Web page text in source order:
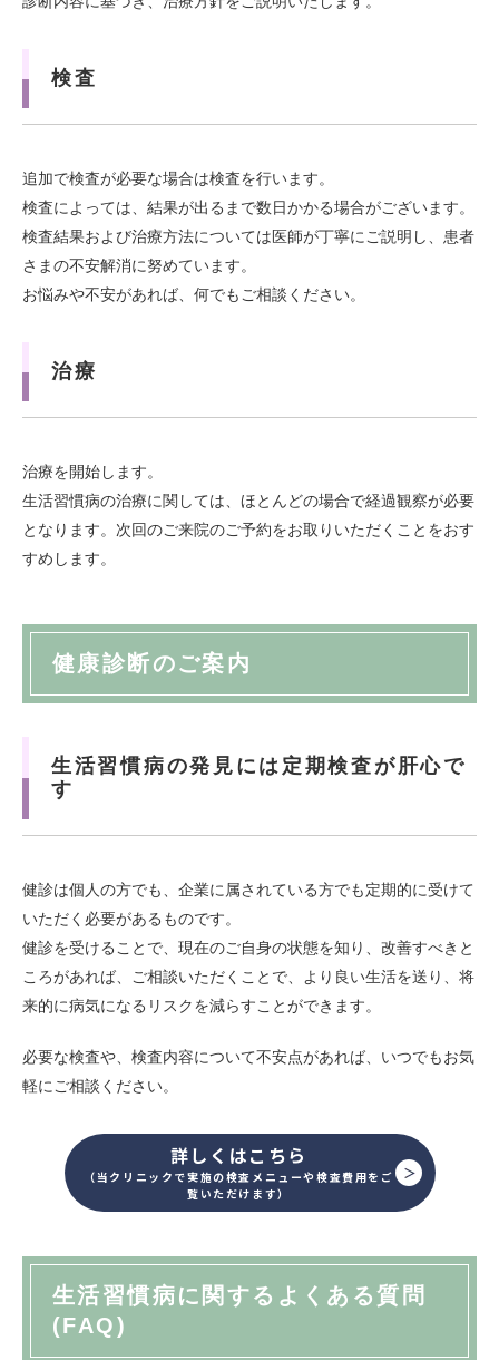
検査
追加で検査が必要な場合は検査を行います。
検査によっては、結果が出るまで数日かかる場合がございます。
検査結果および治療方法については医師が丁寧にご説明し、患者
さまの不安解消に努めています。
お悩みや不安があれば、何でもご相談ください。
治療
治療を開始します。
生活習慣病の治療に関しては、ほとんどの場合で経過観察が必要
となります。次回のご来院のご予約をお取りいただくことをおす
すめします。
健康診断のご案内
生活習慣病の発見には定期検査が肝心で
す
健診は個人の方でも、企業に属されている方でも定期的に受けて
いただく必要があるものです。
健診を受けることで、現在のご自身の状態を知り、改善すべきと
ころがあれば、ご相談いただくことで、より良い生活を送り、将
来的に病気になるリスクを減らすことができます。
必要な検査や、検査内容について不安点があれば、いつでもお気
軽にご相談ください。
詳しくはこちら
（当クリニックで実施の検査メニューや検査費用をご
覧いただけます）
生活習慣病に関するよくある質問
(FAQ)